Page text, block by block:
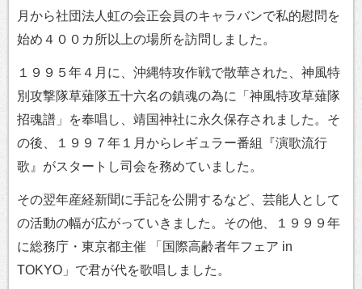
月から社団法人虹の会正会員のキャラバンで私的慰問を
始め４００カ所以上の場所を訪問しました。
１９９５年４月に、沖縄特攻作戦で散華された、神風特
別攻撃隊草薙隊五十六名の鎮魂の為に「神風特攻草薙隊
招魂譜」を奉唱し、靖国神社に永久保存されました。そ
の後、１９９７年１月からレギュラー番組『演歌流行
歌』がスタートし司会を務めていました。
その翌年産経新聞に手記を公開するなど、芸能人として
の活動の幅が広がっていきました。その他、１９９９年
に総務庁・東京都主催 「国際高齢者年フェア in
TOKYO」で君が代を歌唱しました。